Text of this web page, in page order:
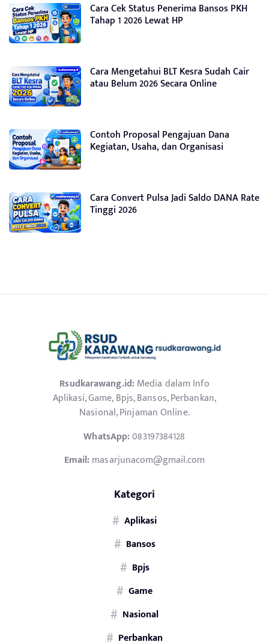
Cara Cek Status Penerima Bansos PKH
Tahap 1 2026 Lewat HP
Cara Mengetahui BLT Kesra Sudah Cair
atau Belum 2026 Secara Online
Contoh Proposal Pengajuan Dana
Kegiatan, Usaha, dan Organisasi
Cara Convert Pulsa Jadi Saldo DANA Rate
Tinggi 2026
Rsudkarawang.id:Media dalam Info
Aplikasi, Game, Bpjs, Bansos, Perbankan,
Nasional, Pinjaman Online.
WhatsApp:083197384128
Email:masarjunacom@gmail.com
Kategori
Aplikasi
Bansos
Bpjs
Game
Nasional
Perbankan